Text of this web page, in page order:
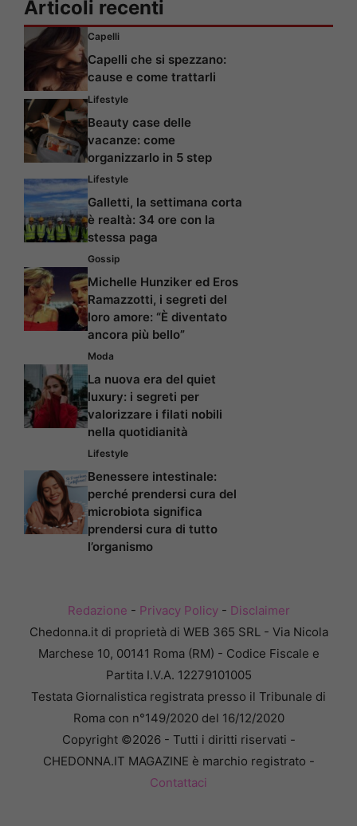
Articoli recenti
Capelli
Capelli che si spezzano:
cause e come trattarli
Lifestyle
Beauty case delle
vacanze: come
organizzarlo in 5 step
Lifestyle
Galletti, la settimana corta
è realtà: 34 ore con la
stessa paga
Gossip
Michelle Hunziker ed Eros
Ramazzotti, i segreti del
loro amore: “È diventato
ancora più bello”
Moda
La nuova era del quiet
luxury: i segreti per
valorizzare i filati nobili
nella quotidianità
Lifestyle
Benessere intestinale:
perché prendersi cura del
microbiota significa
prendersi cura di tutto
l’organismo
Redazione - Privacy Policy- Disclaimer
Chedonna.it di proprietà di WEB 365 SRL - Via Nicola
Marchese 10, 00141 Roma (RM) - Codice Fiscale e
Partita I.V.A. 12279101005
Testata Giornalistica registrata presso il Tribunale di
Roma con n°149/2020 del 16/12/2020
Copyright ©2026 - Tutti i diritti riservati -
CHEDONNA.IT MAGAZINE è marchio registrato -
Contattaci